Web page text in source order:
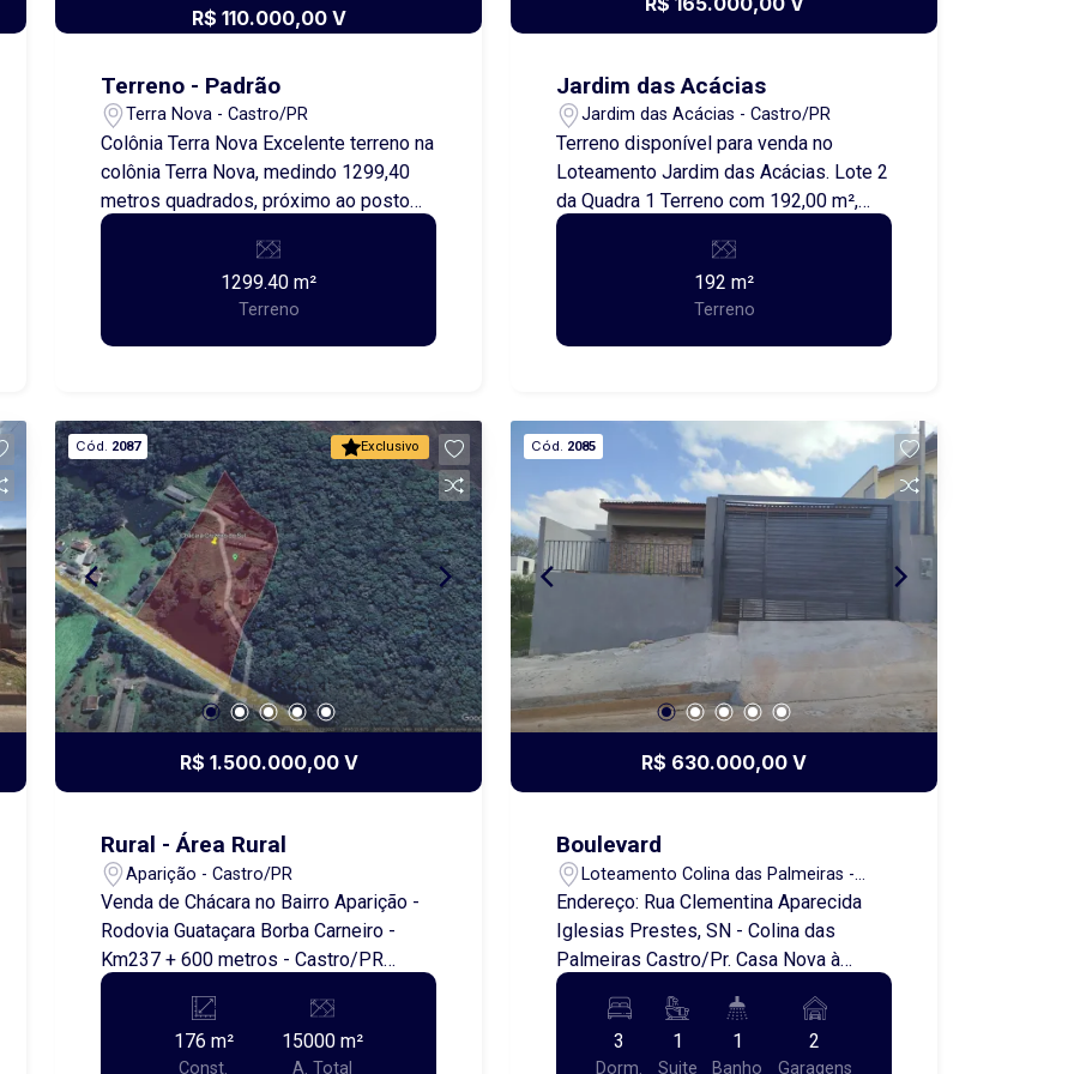
de valorização e viabilidade para
para mais informações e agende uma
visita.
R$ 110.000,00 V
Terreno - Padrão
Terra Nova - Castro/PR
Colônia Terra Nova Excelente terreno na
colônia Terra Nova, medindo 1299,40
metros quadrados, próximo ao posto
de saúde da região.
1299.40 m²
Terreno
Jardim das Acácias
Jardim das Acácias - Castro/PR
Terreno disponível para venda no
Loteamento Jardim das Acácias. Lote 2
da Quadra 1 Terreno com 192,00 m²,
medindo 12 metros de frente por 16
metros de profundidade, ideal para
construção residencial. Excelente
oportunidade para quem deseja
construir ou investir em uma região em
192 m²
Terreno
Exclusivo
Cód. 2087
R$ 1.500.000,00 V
Rural - Área Rural
Aparição - Castro/PR
Venda de Chácara no Bairro Aparição -
Rodovia Guataçara Borba Carneiro -
Km237 + 600 metros - Castro/PR
Aproveite a oportunidade de adquirir
uma encantadora chácara localizada no
bairro Aparição, em Castro/PR. Com
176 m²
Const.
15000 m²
A. Total
Cód. 2085
R$ 630.000,00 V
Boulevard
Loteamento Colina das Palmeiras -
Castro/PR
Endereço: Rua Clementina Aparecida
Iglesias Prestes, SN - Colina das
Palmeiras Castro/Pr. Casa Nova à
Venda e Locação! Jardim Boulevard
Apresentamos uma linda casa nova,
disponível para venda e locação, Um
3
Dorm.
1
Suite
1
Banho
2
Garagens